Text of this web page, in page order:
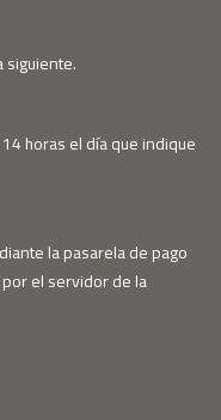
siguiente.
horas el día que indique
la pasarela de pago
el servidor de la